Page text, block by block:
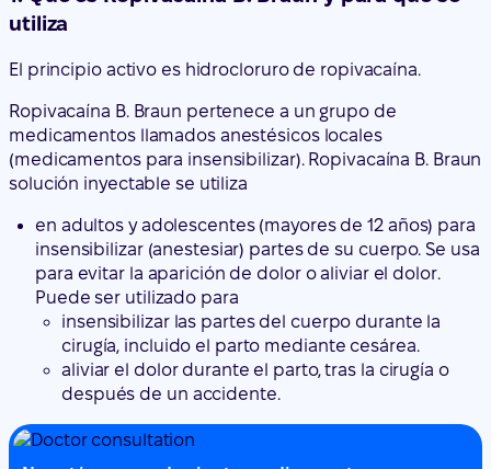
medicamentos llamados anestésicos locales
(medicamentos para insensibilizar). Ropivacaína B. Braun
solución inyectable se utiliza
en adultos y adolescentes (mayores de 12 años) para
insensibilizar (anestesiar) partes de su cuerpo. Se usa
para evitar la aparición de dolor o aliviar el dolor.
Puede ser utilizado para
insensibilizar las partes del cuerpo durante la
cirugía, incluido el parto mediante cesárea.
aliviar el dolor durante el parto, tras la cirugía o
después de un accidente.
¿No estás seguro de si este medicamento es
adecuado para ti?
médico online.